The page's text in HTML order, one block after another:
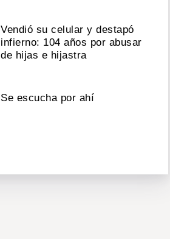
Vendió su celular y destapó
infierno: 104 años por abusar
de hijas e hijastra
Se escucha por ahí